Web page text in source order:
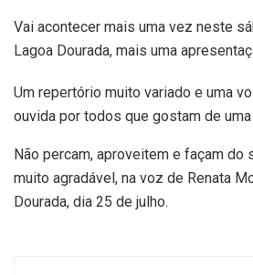
Vai acontecer mais uma vez neste
Lagoa Dourada, mais uma
Um repertório muito variado e uma
ouvida por todos que gostam de
Não percam, aproveitem e façam do
muito agradável, na voz de Renata
Dourada, dia 25 de julho.